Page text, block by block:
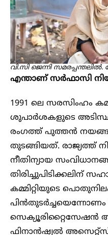
വി.സി ജെന്നി
എന്താണ് സർഫാസി
1991 ലെ സരസിംഹം
ശുപാർശകളുടെ
രംഗത്ത് പുത്തൻ നയങ്ങൾ
തുടങ്ങിയത്. രാജ്യത്ത്
നീതിന്യായ
തിരിച്ചുപിടിക്കലിന്
കമ്മിറ്റിയുടെ
പിൻതുടർച്ചയെന്നോണം
സെക്യൂരിറ്റൈസേഷൻ
ഫിനാൻഷ്യൽ